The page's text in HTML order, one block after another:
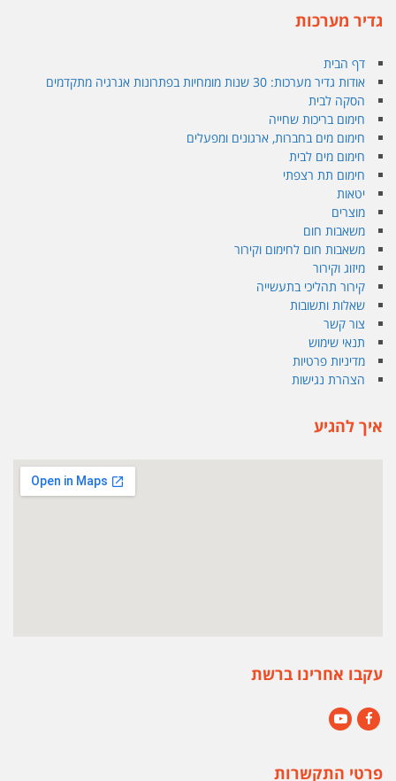
גדיר מערכות
דף הבית
אודות גדיר מערכות: 30 שנות מומחיות בפתרונות אנרגיה מתקדמים
הסקה לבית
חימום בריכות שחייה
חימום מים בחברות, ארגונים ומפעלים
חימום מים לבית
חימום תת רצפתי
יטאות
מוצרים
משאבות חום
משאבות חום לחימום וקירור
מיזוג וקירור
קירור תהליכי בתעשייה
שאלות ותשובות
צור קשר
תנאי שימוש
מדיניות פרטיות
הצהרת נגישות
איך להגיע
עקבו אחרינו ברשת
פרטי התקשרות